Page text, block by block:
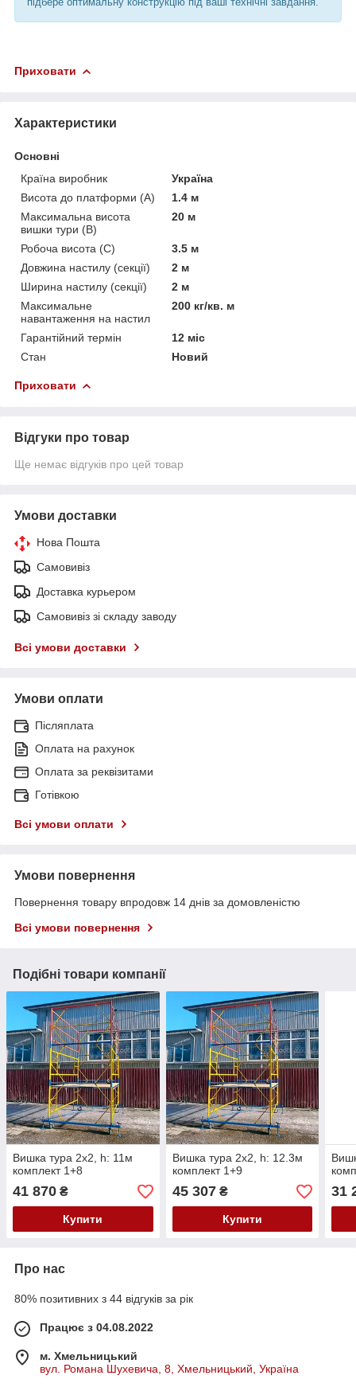
Приховати
Характеристики
Основні
Країна виробник
Україна
Висота до платформи (А)
1.4 м
Максимальна висота
вишки тури (В)
20 м
Робоча висота (С)
3.5 м
Довжина настилу (секції)
2 м
Ширина настилу (секції)
2 м
Максимальне
навантаження на настил
200 кг/кв. м
Гарантійний термін
12 міс
Стан
Новий
Приховати
Відгуки про товар
Ще немає відгуків про цей товар
Умови доставки
Нова Пошта
Самовивіз
Доставка курьером
Самовивіз зі складу заводу
Всі умови доставки
Умови оплати
Післяплата
Оплата на рахунок
Оплата за реквізитами
Готівкою
Всі умови оплати
Умови повернення
Повернення товару впродовж 14 днів за домовленістю
Всі умови повернення
Подібні товари компанії
Вишка тура 2х2, h: 11м
комплект 1+8
41 870 ₴
Купити
Вишка тура 2х2, h: 12.3м
комплект 1+9
45 307₴
Купити
31
Про нас
80% позитивних з 44 відгуків за рік
Працює з 04.08.2022
м. Хмельницький
вул. Романа Шухевича, 8, Хмельницький, Україна